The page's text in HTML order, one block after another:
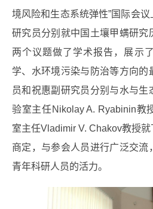
境风险和生态系统弹性”国际会
研究员分别就中国土壤甲螨研究
两个议题做了学术报告，展示
学、水环境污染与防治等方向的
员和祝惠副研究员分别与水与生
验室主任Nikolay A. Ryabinin教
室主任Vladimir V. Chakov教授
商定，与参会人员进行广泛交流
青年科研人员的活力。